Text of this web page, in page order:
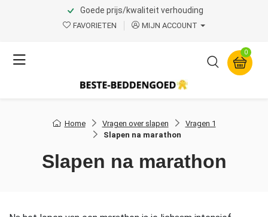
Goede prijs/kwaliteit verhouding
FAVORIETEN MIJN ACCOUNT
0
Home Vragen over slapen
Vragen 1
Slapen na marathon
Slapen na marathon